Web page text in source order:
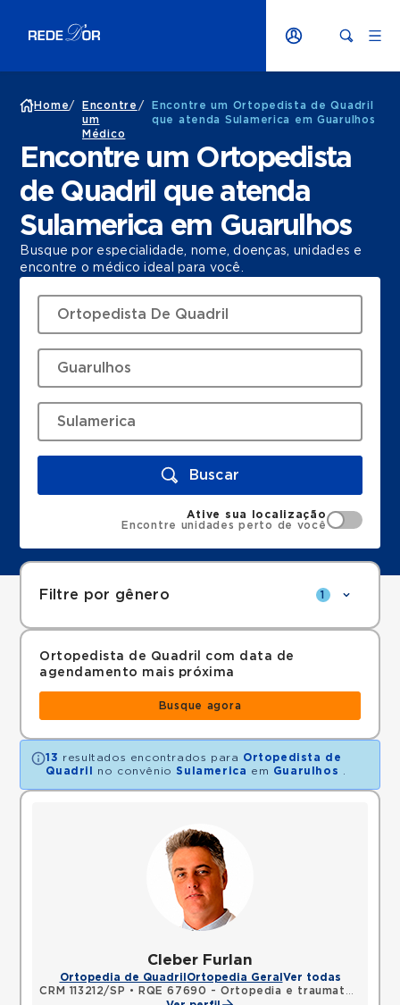
Home/
Encontre
um
Médico
/
Encontre um Ortopedista de Quadril
que atenda Sulamerica em Guarulhos
Encontre um Ortopedista
de Quadril que atenda
Sulamerica em Guarulhos
Busque por especialidade, nome, doenças, unidades e
encontre o médico ideal para você.
Buscar
Ative sua localização
Encontre unidades perto de você
Filtre por gênero 1
Ortopedista de Quadril com data de
agendamento mais próxima
Busque agora
13 resultados encontrados para Ortopedista de
Quadril
no convênio Sulamerica em Guarulhos
Cleber Furlan
Ortopedia de Quadril Ortopedia Geral Ver todas
CRM 113212/SP •
RQE 67690 - Ortopedia e traumatologia